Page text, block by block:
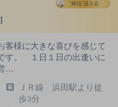
客様に大きな喜びを感じて
す。 １日１日の出逢いに
…
ＪＲ線 浜田駅より徒
歩3分